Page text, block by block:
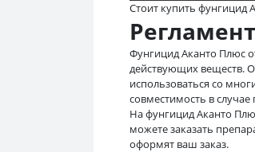
Стоит купить фунгицид
Фунгицид Аканто Плюс
действующих веществ.
использоваться со
совместимость в
На фунгицид Аканто
можете заказать
оформят ваш заказ.